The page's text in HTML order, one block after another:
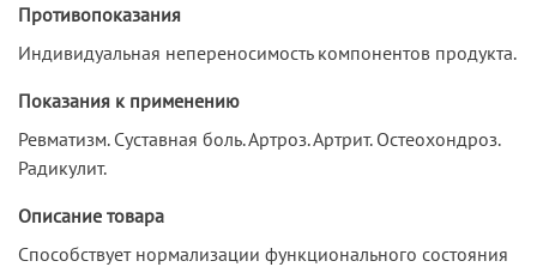
Противопоказания
Индивидуальная непереносимость компонентов продукта.
Показания к применению
Ревматизм. Суставная боль. Артроз. Артрит. Остеохондроз.
Радикулит.
Описание товара
Способствует нормализации функционального состояния